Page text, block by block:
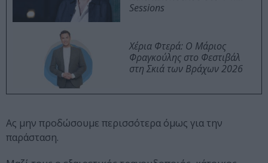
Sessions
Χέρια Φτερά: Ο Μάριος
Φραγκούλης στο Φεστιβάλ
στη Σκιά των Βράχων 2026
Ας μην προδώσουμε περισσότερα όμως για την
παράσταση.